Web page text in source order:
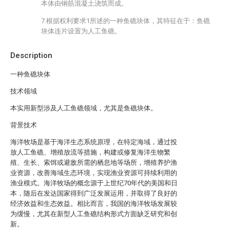
Description
一种鱼礁块体
技术领域
本实用新型涉及人工鱼礁领域，尤其是鱼礁块体。
背景技术
海洋牧场是基于海洋生态系统原理，在特定海域，通过投
放人工鱼礁、增殖放流等措施，构建或修复海洋生物繁
殖、生长、索饵或避敌所需的栖息地等场所，增殖养护渔
业资源，改善海域生态环境，实现渔业资源可持续利用的
渔业模式。海洋牧场的概念源于上世纪70年代的美国和日
本，随后在发达国家得到广泛发展运用，并取得了良好的
经济效益和生态效益。相比而言，我国的海洋牧场发展较
为缓慢，尤其在新型人工鱼礁结构形式方面缺乏研究和创
新。
本体由钢筋混凝土浇筑而成。
7.根据权利要求1所述的一种鱼礁块体，其特征在于：鱼礁
块体连片设置为人工鱼礁。